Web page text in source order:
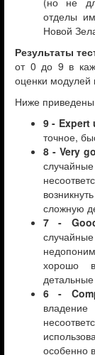
отделы
Новой
Результаты
от 0 до 9 в
оценки модулей
Ниже приведены
9 - Expert
точное,
8 - Very
сложную
7 -
хорошо
6 -
особенно